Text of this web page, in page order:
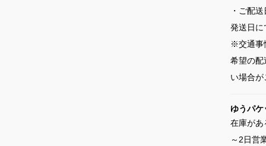
・ご配
発送日に
※交通事
希望の配
い場合が
ゆうパケ
在庫があ
～2日営